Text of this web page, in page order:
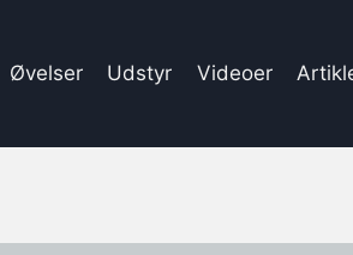
Øvelser Udstyr Videoer